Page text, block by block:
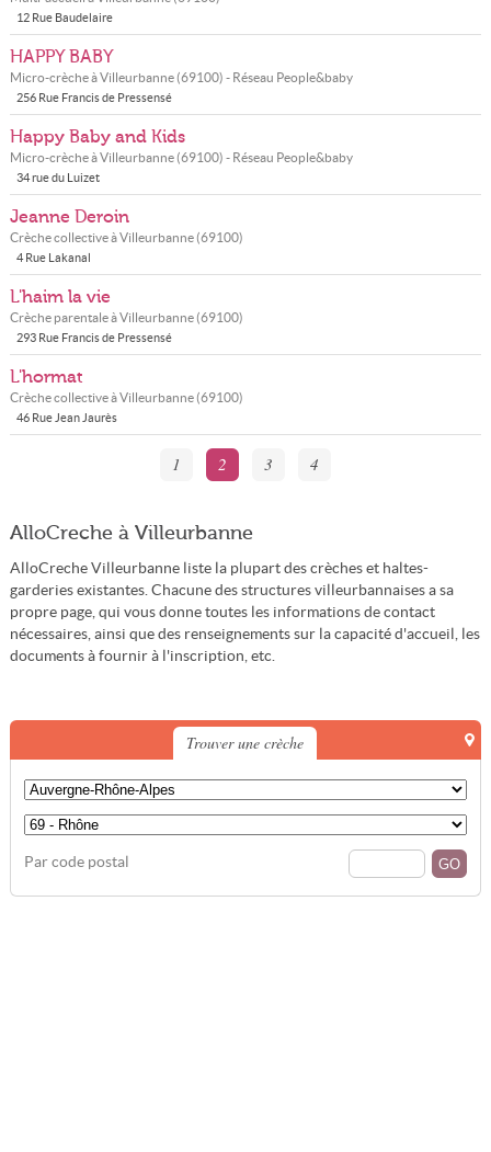
12 Rue Baudelaire
HAPPY BABY
Micro-crèche àVilleurbanne(69100) - Réseau People&baby
256 Rue Francis de Pressensé
Happy Baby and Kids
Micro-crèche àVilleurbanne(69100) - Réseau People&baby
34 rue du Luizet
Jeanne Deroin
Crèche collective àVilleurbanne(69100)
4 Rue Lakanal
L'haim la vie
Crèche parentale àVilleurbanne(69100)
293 Rue Francis de Pressensé
L'hormat
Crèche collective àVilleurbanne(69100)
46 Rue Jean Jaurès
1 2 3 4
AlloCreche à Villeurbanne
AlloCreche Villeurbanne liste la plupart des crèches et haltes-
garderies existantes. Chacune des structures villeurbannaises a sa
propre page, qui vous donne toutes les informations de contact
nécessaires, ainsi que des renseignements sur la capacité d'accueil, les
documents à fournir à l'inscription, etc.
Trouver une crèche
Par code postal